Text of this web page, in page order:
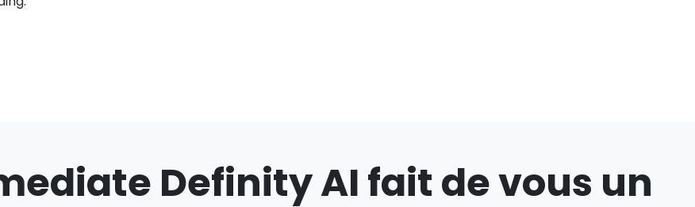
Definity AI fait de vous un